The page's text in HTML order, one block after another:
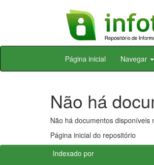
Skip
Página inicial Navegar
Não há
Não há documentos
Página inicial do repositório
Indexado por